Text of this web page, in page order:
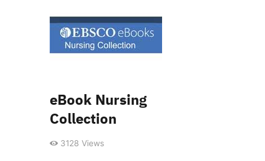
eBook Nursing
Collection
3128 Views